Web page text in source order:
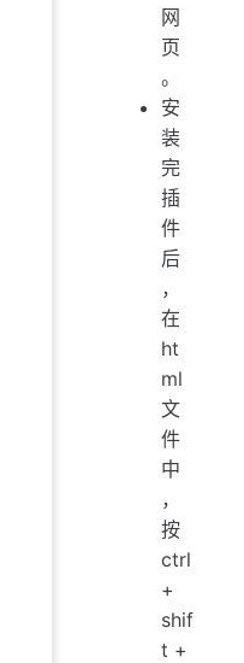
网
页
。
安
装
完
插
件
后
，
在
ht
ml
文
件
中
，
按
ctrl
+
shif
t +